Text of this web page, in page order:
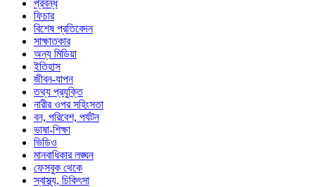
প্রবন্ধ
ফিচার
বিশেষ প্রতিবেদন
সাক্ষাতকার
অন্য মিডিয়া
ইতিহাস
জীবন-যাপন
তথ্য প্রযুক্তি
নারীর ওপর সহিংসতা
বন, পরিবেশ, পর্যটন
ভাষা-শিক্ষা
ভিডিও
মানবাধিকার লঙ্ঘন
ফেসবুক থেকে
স্বাস্থ্য, চিকিৎসা